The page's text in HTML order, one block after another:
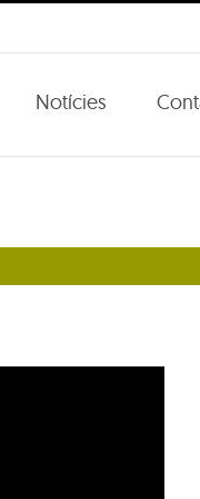
Notícies